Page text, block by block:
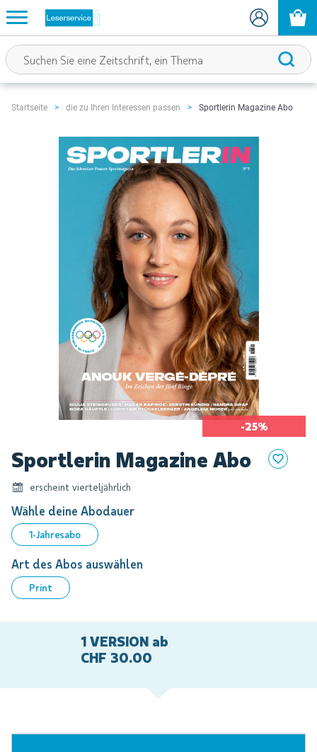
Startseite die zu Ihren Interessen passen Sportlerin Magazine Abo
-25%
Anfang
der
Bildgalerie
springen
Sportlerin Magazine Abo
erscheint vierteljährlich
Wähle deine Abodauer
1-Jahresabo
Art des Abos auswählen
Print
1 VERSION ab
CHF 30.00